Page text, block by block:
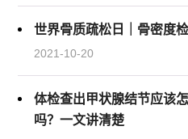
世界骨质疏松日｜骨密度
2021-10-20
体检查出甲状腺结节应该
吗？一文讲清楚